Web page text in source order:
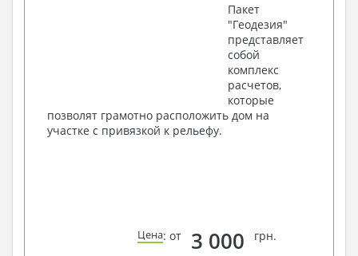
Пакет
"Геодезия"
представляет
собой
комплекс
расчетов,
которые
позволят грамотно расположить дом на
участке с привязкой к рельефу.
Цена: от 3 000 грн.